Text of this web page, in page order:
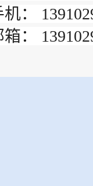
机：
箱：